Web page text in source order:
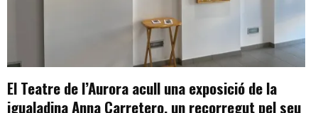
El Teatre de l’Aurora acull una exposició de la
igualadina Anna Carretero, un recorregut pel seu